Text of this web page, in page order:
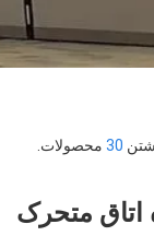
30 محصولات.
اتاق متحرک